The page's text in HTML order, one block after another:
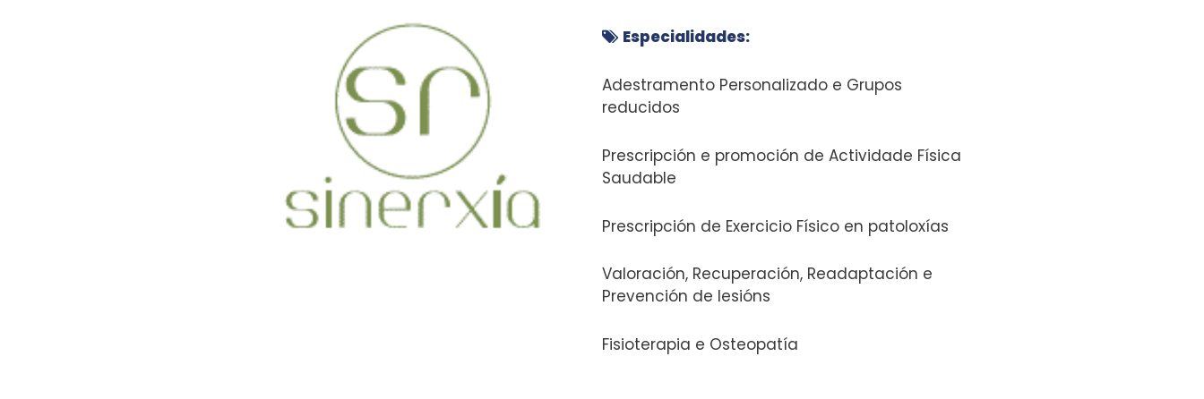
Especialidades:
Adestramento Personalizado e Grupos
reducidos
Prescripción e promoción de Actividade Física
Saudable
Prescripción de Exercicio Físico en patoloxías
Valoración, Recuperación, Readaptación e
Prevención de lesións
Fisioterapia e Osteopatía
Estas
cookies no
opcionales.
necesarias
para que
web.